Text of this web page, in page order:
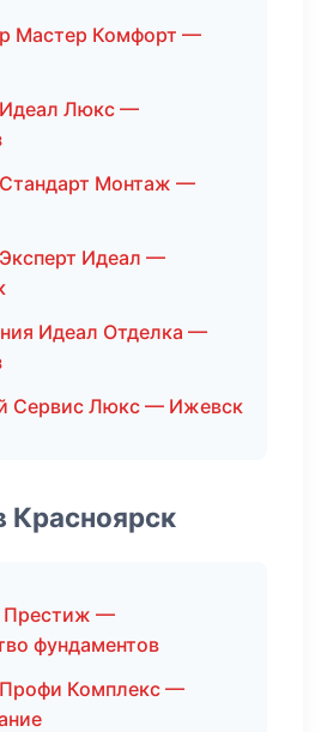
Мастер Комфорт —
Идеал Люкс —
Монтаж —
Идеал —
Идеал Отделка —
Сервис Люкс — Ижевск
Красноярск
Престиж —
фундаментов
Комплекс —